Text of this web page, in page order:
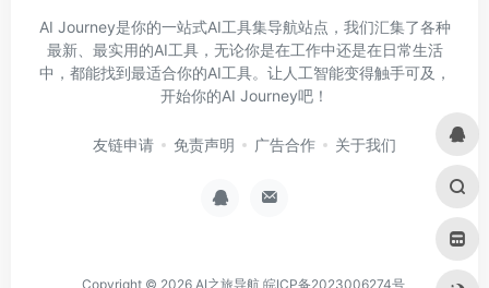
AI Journey是你的一站式AI工具集导航站点，我们汇集了各种
最新、最实用的AI工具，无论你是在工作中还是在日常生活
中，都能找到最适合你的AI工具。让人工智能变得触手可及，
开始你的AI Journey吧！
友链申请 免责声明 广告合作 关于我们
Copyright © 2026 AI之旅导航 皖ICP备2023006274号